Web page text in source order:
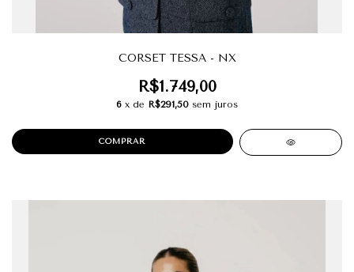
CORSET TESSA - NX
R$1.749,00
6 x de R$291,50 sem juros
COMPRAR